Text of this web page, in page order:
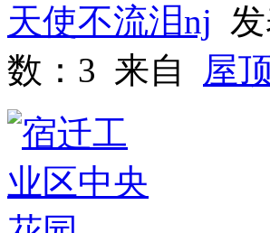
天使不流泪nj
数：3 来自 屋